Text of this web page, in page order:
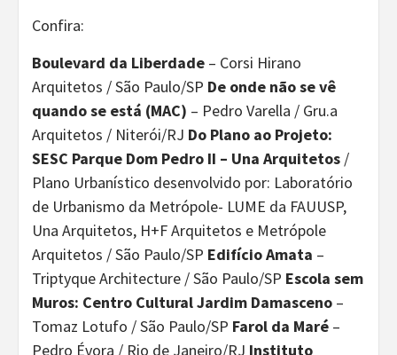
Confira:
Boulevard da Liberdade – Corsi Hirano
Arquitetos / São Paulo/SP De onde não se vê
quando se está (MAC) – Pedro Varella / Gru.a
Arquitetos / Niterói/RJ Do Plano ao Projeto:
SESC Parque Dom Pedro II – Una Arquitetos /
Plano Urbanístico desenvolvido por: Laboratório
de Urbanismo da Metrópole- LUME da FAUUSP,
Una Arquitetos, H+F Arquitetos e Metrópole
Arquitetos / São Paulo/SP Edifício Amata –
Triptyque Architecture / São Paulo/SP Escola sem
Muros: Centro Cultural Jardim Damasceno –
Tomaz Lotufo / São Paulo/SP Farol da Maré –
Pedro Évora / Rio de Janeiro/RJ Instituto